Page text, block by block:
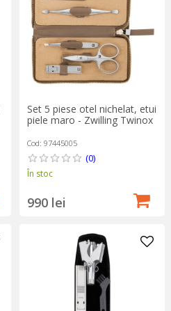
Set 5 piese otel nichelat, etui
piele maro - Zwilling Twinox
Cod: 97445005
(0)
În stoc
990 lei